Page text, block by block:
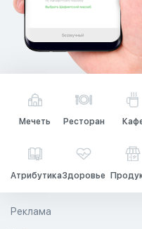
Мечеть Ресторан
АтрибутикаЗдоровье
Реклама